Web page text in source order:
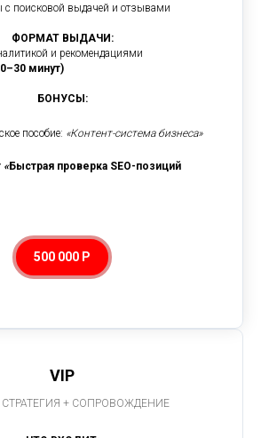
с поисковой выдачей и отзывами
ФОРМАТ ВЫДАЧИ:
и рекомендациями
минут)
БОНУСЫ:
пособие: «Контент-система бизнеса»
«Быстрая проверка SEO-позиций
500 000 Р
VIP
СТРАТЕГИЯ + СОПРОВОЖДЕНИЕ